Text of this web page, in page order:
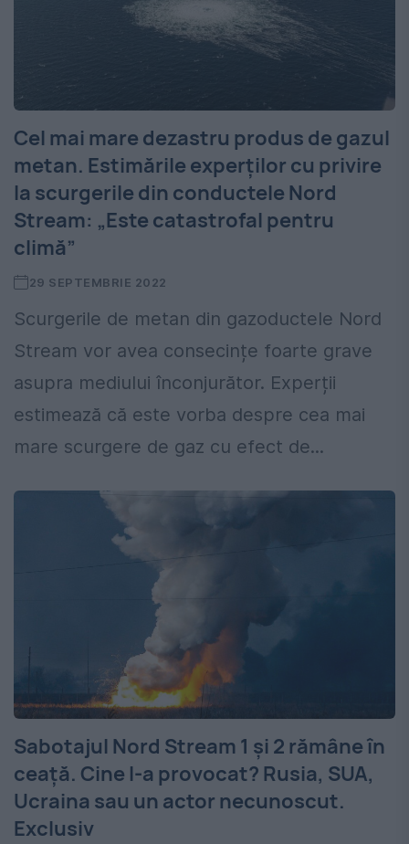
Cel mai mare dezastru produs de gazul
metan. Estimările experților cu privire
la scurgerile din conductele Nord
Stream: „Este catastrofal pentru
climă”
29 SEPTEMBRIE 2022
Scurgerile de metan din gazoductele Nord
Stream vor avea consecințe foarte grave
asupra mediului înconjurător. Experții
estimează că este vorba despre cea mai
mare scurgere de gaz cu efect de...
Sabotajul Nord Stream 1 și 2 rămâne în
ceață. Cine l-a provocat? Rusia, SUA,
Ucraina sau un actor necunoscut.
Exclusiv